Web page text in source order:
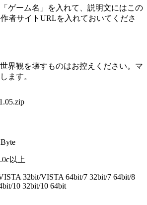
ゲーム名」を入れて、説明文にはこの
者サイトURLを入れておいてくださ
界観を壊すものはお控えください。マ
ます。
以上
32bit/VISTA 64bit/7 32bit/7 64bit/8
10 32bit/10 64bit